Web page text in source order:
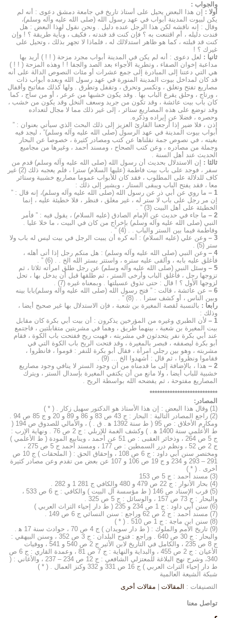
والجواب :
أولا : إن هذا البعض يحيل على أستاذ تاريخ في جامعة دمشق دعوى : أنه لم
يكن لبيوت المدينة أبواب في عهد رسول الله (صلى الله عليه وآله وسلم)،
وقال : إنه ناقشه لكن هذا الرجل عنده دليل . ونحن نقول لهذا البعض : هل
فندت دليله ، أم اقتنعت به ؟ فإن كنت قد فندته ، فكيف ، وبأية طريقة ؟ ! وإن
كنت قد قبلته ، كما هو ظاهر استدلالك له ، فلماذا لا تجهر بذلك ، وتحيل على
غيرك ؟ !
ثانيا : لعل دعوى : أنه لم يكن في المدينة أبواب مجرد مزحة ( ! ! ) أريد بها
مداعبة إخوان الصفاء ، وتطرية الأجواء بعد الصد والجفا ! ! وهذه المزحة ( ! ! )
هي التي دعتنا إلى المبادرة إلى جمع عشرات أو مئات النصوص الدالة على أنه
قد كان لمداخل بيوت المدينة المنورة في عهد رسول الله وبعده أبواب ذات
مصاريع تفتح وتغلق ، وتكسر وتحرق ، وتقفل وتطرق . ولها كذلك مفاتيح وأقفال
، ورتاج ، وحلق يقرع الباب بها . وقد يكون خشبها من عرعر ، أو من ساج ، كما
كان باب بيت عائشة ، وقد تكون من جريد وسعف النخل وقد يكون من خشب ،
وقد توضع على هذه المصاريع ستائر ، إلى غير ذلك مما لا مجال لتعداده
وحصره ، فضلا عن إيراده وذكره.
إذن ، فلا ضير إذا أرجعنا القارئ العزيز إلى ذلك البحث الذي سيأتي بعنوان : ”
أبواب بيوت المدينة في عهد الرسول (صلى الله عليه وآله وسلم)” ، ليجد فيه
بغيته ، في نصوص جمة نقلناها عن كتب ومصادر كثيرة ، خصوصا عن البحار
وجملة من مصادره ، وعن كتب الصحاح ، ومسند أحمد ، وغيرها من مجاميع
الحديث عند أهل السنة .
ثالثا : إن الاستدلال بحديث أن رسول الله (صلى الله عليه وآله وسلم) قدم من
سفر ، فوجد على باب بيت فاطمة (عليها السلام) سترا ، فلم يعجبه ذلك (2) غير
كاف للدلالة على المطلوب ، فقد كان للأبواب عموما مصاريع خشبية وستائر
معا ، فقد يفتح الباب ويبقى الستار ، ويشير إلى ذلك :
1 –
ما روي عن أبي ذر عن رسول الله (صلى الله عليه وآله وسلم)، إنه قال : ”
إن مر رجل على باب لا ستر له ، غير مغلق ، فنظر ، فلا خطيئة عليه ، إنما
الخطيئة على أهل البيت (3) ” .
2 –
ما جاء في حديث عن الإمام الصادق (عليه السلام) ، يقول فيه : ” فأمر
النبي (صلى الله عليه وآله وسلم) بإخراج من كان في البيت ، ما خلا عليا .
وفاطمة فيما بين الستر والباب . . (4) ” .
3 –
وعن علي (عليه السلام) : أنه كره أن يبيت الرجل في بيت ليس له باب ولا
ستر (5) .
4 –
وعن النبي (صلى الله عليه وآله وسلم) : هل منكم رجل إذا أتى أهله ،
فأغلق عليه بابه ، وألقى عليه ستره ، واستتر بستر الله الخ . . (6) ” .
5 –
وسئل النبي (صلى الله عليه وآله وسلم) عن رجل طلق امرأته ثلاثا ، ثم
تزوجها رجل ، فأغلق الباب وأرخى الستر ، ثم طلقها قبل أن يدخل بها ، تحل
لزوجها الأول ؟ ! قال : حتى تذوق عسيلتها . وبمعناه غيره (7) .
6 –
عن عائشة ، قالت : ” فتح رسول الله (صلى الله عليه وآله وسلم)بابا بينه
وبين الناس ، أو كشف سترا . . (8) ” .
رابعا : بالنسبة لقصة المغيرة بن شعبة ، فإن الاستدلال بها غير صحيح أيضا ،
وذلك :
1 –
لأن الطبري وغيره من المؤرخين يذكرون : أن بيت أبي بكرة كان مقابل
بيت المغيرة بن شعبة ، بينهما طريق ، وهما في مشربتين متقابلتين ، فاجتمع
عند أبي بكرة نفر يتحدثون في مشربته ، فهبت ريح ففتحت باب الكوة ، فقام
أبو بكرة ليصفقه ، فبصر بالمغيرة ، وقد فتحت الريح باب الكوة التي في
مشربته ، وهو بين رجلي امرأة ، فقال أبو بكرة للنفر : قوموا ، فانظروا ،
فقاموا ونظروا ، ثم قال : أشهدوا الخ … (9) .
2 –
هذا ، بالإضافة إلى ما قدمناه من أن وجود الستر لا ينافي وجود مصاريع
خشبية للباب أيضا ، ولا مانع من أن يكتفي المغيرة بإسدال الستر ، ويترك
المصاريع مفتوحة ، ثم يفضحه الله بواسطة الريح .
***************************
المصادر:
(1) وقال هذا البعض : إن هذا الأستاذ هو الدكتور سهيل زكار . ( * )
(2) راجع المصادر التالية : البحار : ج 43 ص 83 و 86 و 89 و 20 و ج 85 ص 94 .
ومكارم الأخلاق : ص 95 ( ط سنة 1392 ه‍ . ق . ) ، والأمالي للصدوق ص 194 (
ط الأعلمي سنة 1400 ه‍ . ) وكشف الغمة للإربلي : ج 2 ص 76 . ونهاية الإرب :
ج 5 ص 264 ، وذخائر العقبى : ص 51 عن أحمد ، وينابيع المودة ( ط الأعلمي )
ج 2 ص 52 ، ونظم درر السمطين : ص 177 ، ومسند أحمد ج 5 ص 275 ،
ومختصر سنن أبي داود : ج 6 ص 108 ، وإحقاق الحق : ( الملحقات ) ج 10 ص
291 – 293 و 234 و ج 19 ص 106 و 107 عن بعض من تقدم وعن مصادر كثيرة
أخرى . ( * )
(3) مسند أحمد : ج 5 ص 153
(4) بحار الأنوار : ج 22 ص 479 و 480 والكافي ج 281 1 و 282 .
(5) قرب الإسناد ص 146 ( ط مؤسسة آل البيت ) والكافي : ج 6 ص 533 ،
والبحار : ج 73 ص 157 ، والوسائل : ج 5 ص 325 .
(6) سنن أبي داود : ج 1 ص 234 و 235 ( ط دار إحياء التراث العربي )
(7) مسند أحمد : ج 2 ص 62 وراجع : سنن النسائي ج 6 ص 149 .
(8) سنن ابن ماجة : ج 1 ص 510 . ( * )
(9) تاريخ الأمم والملوك : ( ط دار سويدان ) ج 4 ص 70 ، حوادث سنة 17 ه‍ .
والبحار : ج 30 ص 640 . وراجع : فتوح البلدان : ج 3 ص 352 ، وسنن البيهقي :
ج 8 ص 235 ، والكامل في التاريخ لابن الأثير ج 2 ص 540 و 541 ، ووفيات
الأعيان : ج 2 ص 455 ، والبداية والنهاية : ج 7 ص 81 ، وعمدة القاري : ج 6 ص
340، وشرح نهج البلاغة للمعتزلي الشافعي : ج 12 ص 234 – 237 ، والأغاني : (
ط دار إحياء التراث العربي ) ج 16 ص 331 و 332 وكنز العمال . ( * )
شبكة الشيعة العالمية
التصنيفات : المقالات مقالات أخرى
تواصل معنا